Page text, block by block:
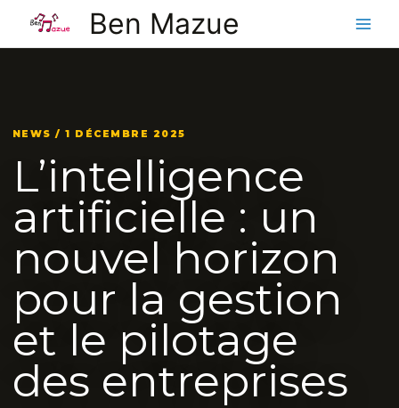
contenu
Ben Mazue
NEWS / 1 DÉCEMBRE 2025
L’intelligence
artificielle : un
nouvel horizon
pour la gestion
et le pilotage
des entreprises